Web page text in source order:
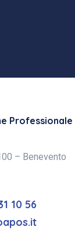
Professionale
– Benevento
10 56